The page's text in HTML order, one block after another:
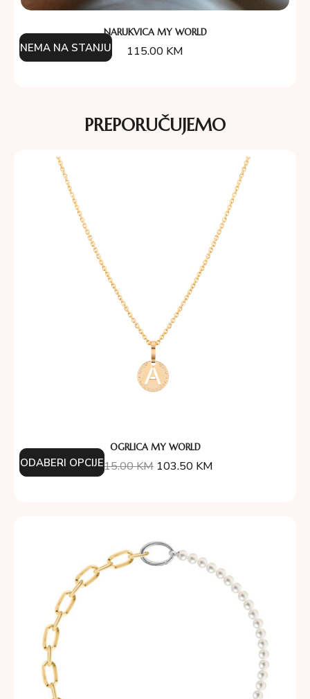
NARUKVICA MY WORLD
115.00 KM
NEMA NA STANJU
PREPORUČUJEMO
OGRLICA MY WORLD
115.00KM 103.50 KM
ODABERI OPCIJE